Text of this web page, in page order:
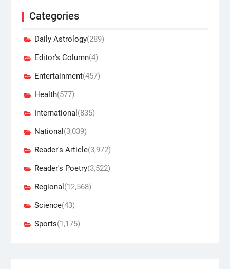
Categories
Daily Astrology(289)
Editor's Column(4)
Entertainment(457)
Health(577)
International (835)
National (3,039)
Reader's Article(3,972)
Reader's Poetry(3,522)
Regional (12,568)
Science(43)
Sports(1,175)